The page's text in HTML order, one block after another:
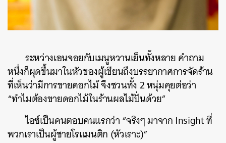
ระหว่างเอนจอยกับเมนูหวานเย็นทั้งหลาย คำถาม
หนึ่งก็ผุดขึ้นมาในหัวของผู้เขียนถึงบรรยากาศการจัดร้าน
ที่เห็นว่ามีการขายดอกไม้ จึงชวนทั้ง 2 หนุ่มคุยต่อว่า
“ทำไมต้องขายดอกไม้ในร้านผลไม้ปั่นด้วย”
ไอซ์เป็นคนตอบคนแรกว่า “จริงๆ มาจาก Insight ที่
พวกเราเป็นผู้ชายโรแมนติก (หัวเราะ)”